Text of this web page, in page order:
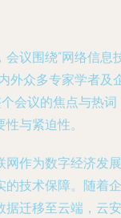
议围绕“网络信息
外众多专家学者及
会议的焦点与热词
与紧迫性。
网作为数字经济发展
的技术保障。随着企
据迁移至云端，云安